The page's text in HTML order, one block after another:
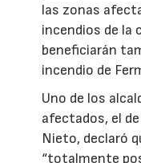
las zonas
incendios de la
beneficiarán
incendio de
Uno de los
afectados, el de
Nieto, declaró
“totalmente